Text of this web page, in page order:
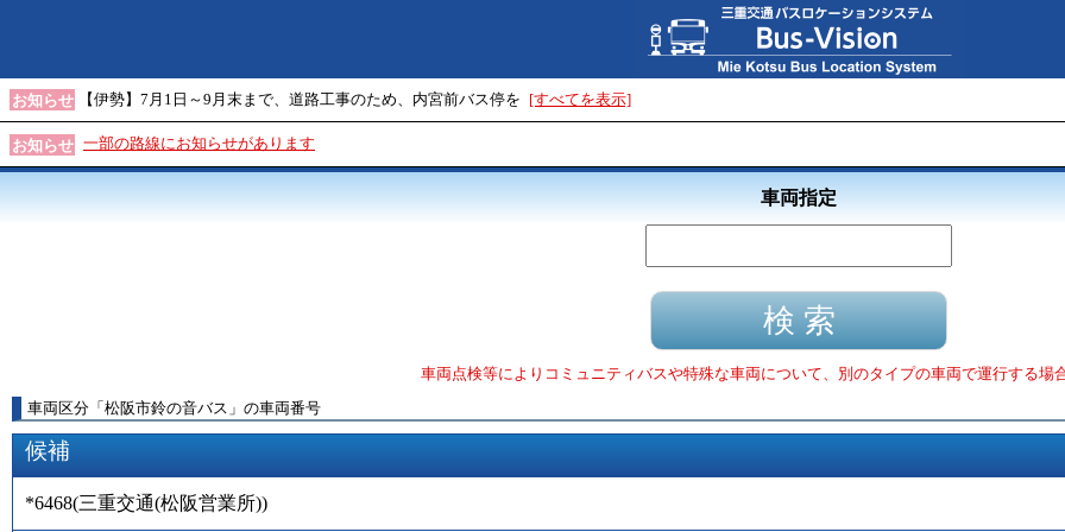
お知らせ 【伊勢】7月1日～9月末まで、道路工事のため、内宮前バス停を [すべてを表示]
お知らせ 一部の路線にお知らせがあります
車両指定
車両点検等によりコミュニティバスや特殊な車両について、別のタイプの車両で運行する場
車両区分 「 松阪市鈴の音バス 」 の車両番号
候補
*6468(三重交通(松阪営業所))